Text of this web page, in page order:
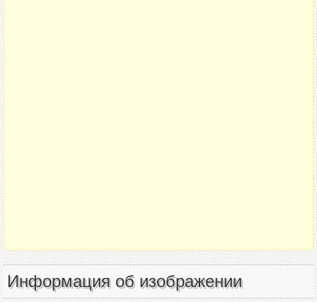
Информация об изображении